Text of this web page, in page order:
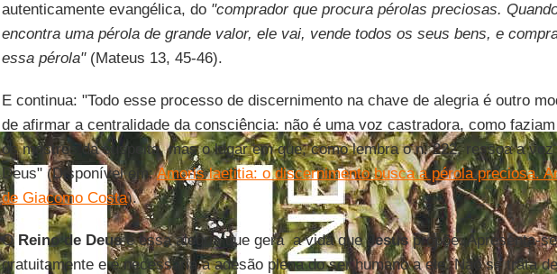
autenticamente evangélica, do "comprador que procura pérolas preciosas.
encontra uma pérola de grande valor, ele vai, vende todos os seus bens, e
essa pérola"(Mateus 13, 45-46).
E continua: "Todo esse processo de discernimento na chave de alegria é outro
de afirmar a centralidade da consciência: não é uma voz castradora, como
os mestres da suspeita, mas o lugar em que, como lembra o n. 222, ressoa a voz
Deus" (Disponível em:Amoris laetitia: o discernimento busca a pérola preciosa.
de Giacomo Costa).
O Reino de Deusé essa alegria que gera a vida queJesuspropõe. Apresenta-se
gratuitamente e é necessária a adesão plena do ser humano a ele. Não se trata de